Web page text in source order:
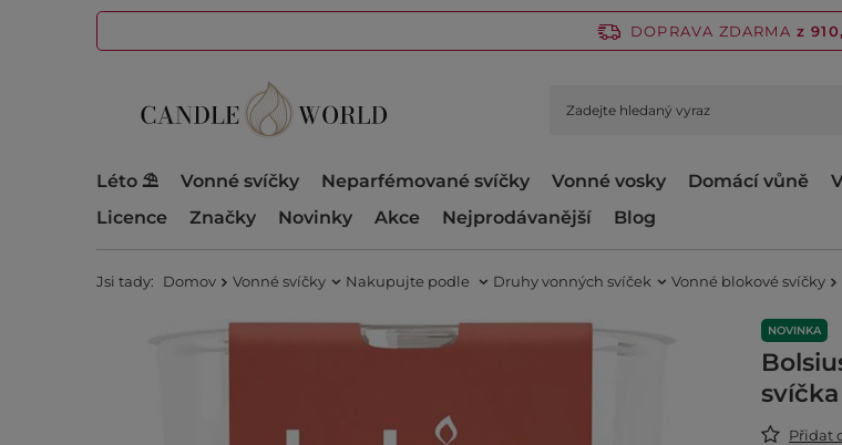
DOPRAVA ZDARMA z
Léto ⛱️ Vonné svíčky Neparfémované svíčky Vonné vosky Domácí vůně
Licence
Značky Novinky Akce Nejprodávanější Blog
Jsi tady: Domov Vonné svíčky Nakupujte podle Druhy vonných svíček Vonné blokové svíčky
NOVINKA
Přidat